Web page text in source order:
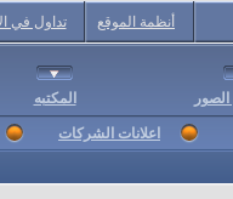
أنظمة الموقع تداول في
المكتبه
اعلانات الشركات